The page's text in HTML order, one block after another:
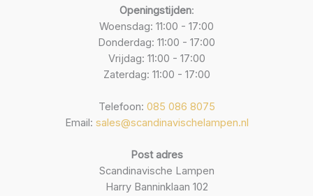
Openingstijden:
Woensdag: 11:00 - 17:00
Donderdag: 11:00 - 17:00
Vrijdag: 11:00 - 17:00
Zaterdag: 11:00 - 17:00
Telefoon: 085 086 8075
Email: sales@scandinavischelampen.nl
Post adres
Scandinavische Lampen
Harry Banninklaan 102